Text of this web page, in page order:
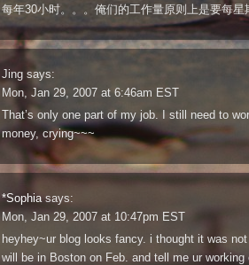
每年30小时。。。俺们的工作量原则上是要每星
Jing says:
Mon, Jan 29, 2007 at 6:46am EST
That’s only one part of my job. I still need to
money, crying~~~
*Sophia says:
Mon, Jan 29, 2007 at 10:47pm EST
heyhey~ur blog looks fancy. i thought it was
will be in Boston on Feb. and tell me ur